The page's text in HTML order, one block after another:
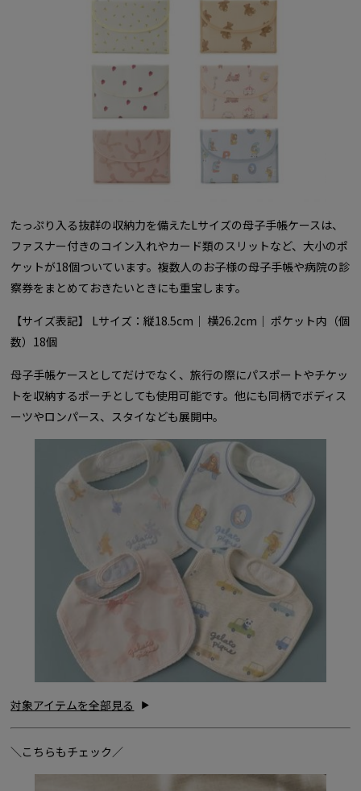
たっぷり入る抜群の収納力を備えたLサイズの母子手帳ケースは、
ファスナー付きのコイン入れやカード類のスリットなど、大小のポ
ケットが18個ついています。複数人のお子様の母子手帳や病院の診
察券をまとめておきたいときにも重宝します。
【サイズ表記】 Lサイズ：縦18.5cm｜ 横26.2cm｜ ポケット内（個
数）18個
母子手帳ケースとしてだけでなく、旅行の際にパスポートやチケッ
トを収納するポーチとしても使用可能です。他にも同柄でボディス
ーツやロンパース、スタイなども展開中。
対象アイテムを全部見る
＼こちらもチェック／